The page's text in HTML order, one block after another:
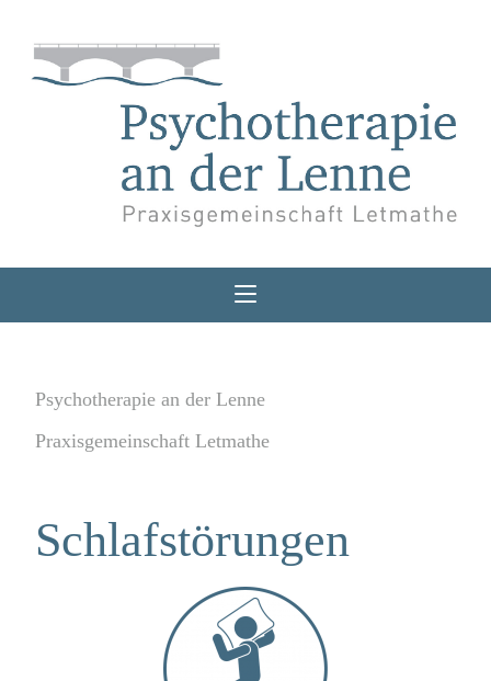
Psychotherapie an der Lenne
Praxisgemeinschaft Letmathe
Schlafstörungen